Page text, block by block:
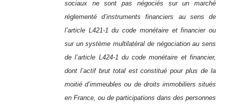
sociaux ne sont pas négociés sur un marché
réglementé d’instruments financiers au sens de
l’article L421-1 du code monétaire et financier ou
sur un système multilatéral de négociation au sens
de l’article L424-1 du code monétaire et financier,
dont l’actif brut total est constitué pour plus de la
moitié d’immeubles ou de droits immobiliers situés
en France, ou de participations dans des personnes